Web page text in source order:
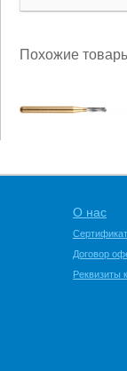
Похожие
О нас
Договор
Реквизиты